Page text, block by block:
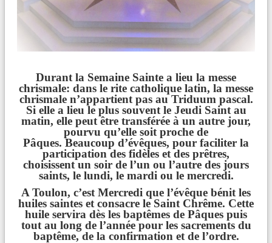
Durant la Semaine Sainte a lieu la messe
chrismale: dans le rite catholique latin, la messe
chrismale n’appartient pas au Triduum pascal.
Si elle a lieu le plus souvent le Jeudi Saint au
matin, elle peut être transférée à un autre jour,
pourvu qu’elle soit proche de
Pâques. Beaucoup d’évêques, pour faciliter la
participation des fidèles et des prêtres,
choisissent un soir de l’un ou l’autre des jours
saints, le lundi, le mardi ou le mercredi.
A Toulon, c’est Mercredi que l’évêque bénit les
huiles saintes et consacre le Saint Chrême. Cette
huile servira dès les baptêmes de Pâques puis
tout au long de l’année pour les sacrements du
baptême, de la confirmation et de l’ordre.